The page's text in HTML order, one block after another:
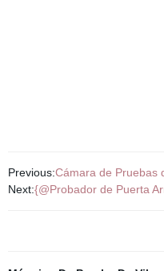
Previous:Cámara de Pruebas
Next:{@Probador de Puerta